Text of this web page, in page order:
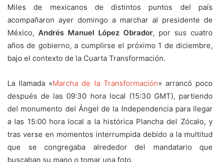
Miles de mexicanos de distintos puntos del país
acompañaron ayer domingo a marchar al presidente de
México, Andrés Manuel López Obrador, por sus cuatro
años de gobierno, a cumplirse el próximo 1 de diciembre,
bajo el contexto de la Cuarta Transformación.
La llamada «Marcha de la Transformación» arrancó poco
después de las 09:30 hora local (15:30 GMT), partiendo
del monumento del Ángel de la Independencia para llegar
a las 15:00 hora local a la histórica Plancha del Zócalo, y
tras verse en momentos interrumpida debido a la multitud
que se congregaba alrededor del mandatario que
buscaban su mano o tomar una foto.